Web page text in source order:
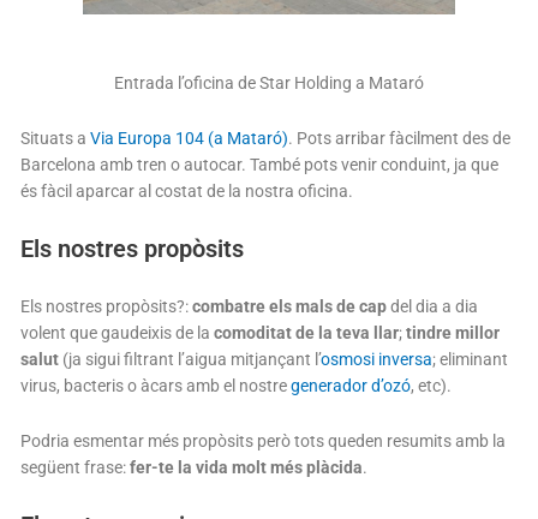
Entrada l’oficina de Star Holding a Mataró
Situats aVia Europa 104 (a Mataró). Pots arribar fàcilment des de
Barcelona amb tren o autocar. També pots venir conduint, ja que
és fàcil aparcar al costat de la nostra oficina.
Els nostres propòsits
Els nostres propòsits?:combatre els mals de capdel dia a dia
volent que gaudeixis de lacomoditat de la teva llar;tindre millor
salut (ja sigui filtrant l’aigua mitjançant l’osmosi inversa; eliminant
virus, bacteris o àcars amb el nostregenerador d’ozó, etc).
Podria esmentar més propòsits però tots queden resumits amb la
següent frase:fer-te la vida molt més plàcida.